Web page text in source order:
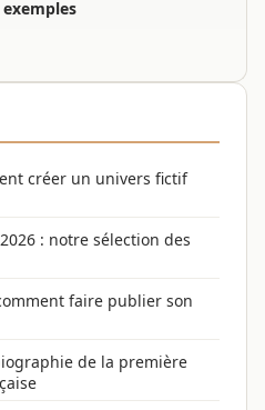
créer un univers fictif
: notre sélection des
faire publier son
de la première